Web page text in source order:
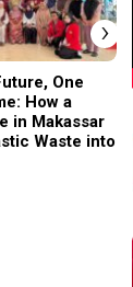
One
How a
in Makassar
Waste into
›